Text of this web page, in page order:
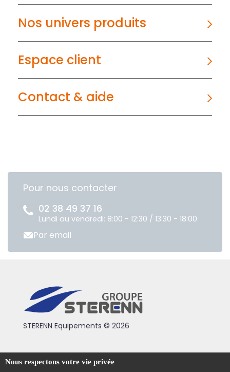
Nos univers produits
Espace client
Contact & aide
Pour nous contacter
02 38 49 37 16
Lundi au vendredi: 8:00 - 12:30 / 13:30 - 18:00
Par email
STERENN Equipements © 2026
Condiotions générales de vente
Nous respectons votre vie privée